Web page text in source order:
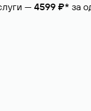
— 4599 ₽* за